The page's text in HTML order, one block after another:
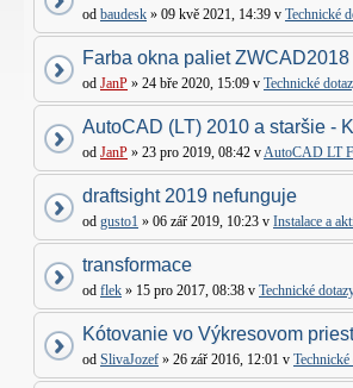
od baudesk » 09 kvě 2021, 14:39 v Technické
Farba okna paliet ZWCAD2018
od JanP » 24 bře 2020, 15:09 v Technické
AutoCAD (LT) 2010 a staršie -
od JanP » 23 pro 2019, 08:42 vAutoCAD LT
draftsight 2019 nefunguje
od gusto1 » 06 zář 2019, 10:23 v Instalace a
transformace
od flek » 15 pro 2017, 08:38 v Technické
Kótovanie vo Výkresovom
od SlivaJozef » 26 zář 2016, 12:01 v